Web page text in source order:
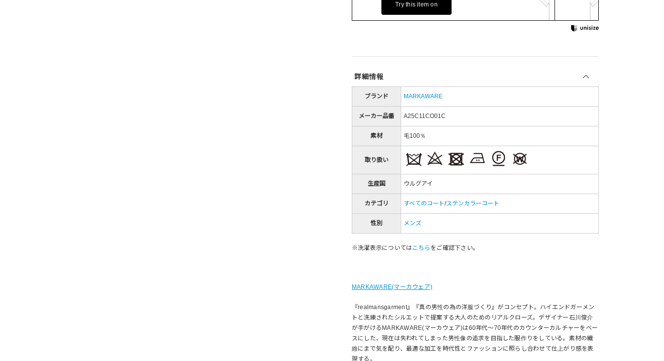
Try this item on
詳細情報
ブランド MARKAWARE
メーカー品番 A25C11CO01C
素材 毛100％
取り扱い
生産国 ウルグアイ
カテゴリ すべてのコート/ステンカラーコート
性別 メンズ
※洗濯表示についてはこちら をご確認下さい。
MARKAWARE(マーカウェア)
『realmansgarment』『真の男性の為の洋服づくり』がコンセプト。ハイエンドガーメン
トと洗練されたシルエットで提案する大人のためのリアルクローズ。デザイナー石川俊介
が手がけるMARKAWARE(マーカウェア)は60年代～70年代のカウンターカルチャーをベー
スにした、現在は失われてしまった男性像の追求を目指した服作りをしている。素材の繊
維にまで気を配り、最適な加工を時代性とファッションに照らし合わせて仕上がり感を表
現する。